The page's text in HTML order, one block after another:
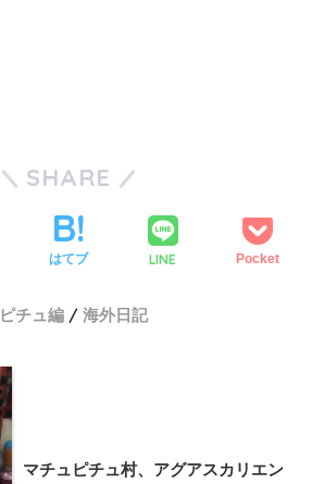
SHARE
はてブ LINE Pocket
チュ編 海外日記
マチュピチュ村、アグアスカリエン